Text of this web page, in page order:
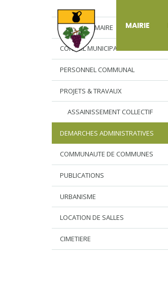
MAIRIE
L’EDITO DU MAIRE
CONSEIL MUNICIPAL
PERSONNEL COMMUNAL
PROJETS & TRAVAUX
ASSAINISSEMENT COLLECTIF
DEMARCHES ADMINISTRATIVES
COMMUNAUTE DE COMMUNES
PUBLICATIONS
URBANISME
LOCATION DE SALLES
CIMETIERE